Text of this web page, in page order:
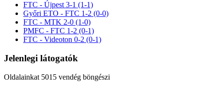
FTC - Újpest 3-1 (1-1)
Győri ETO - FTC 1-2 (0-0)
FTC - MTK 2-0 (1-0)
PMFC - FTC 1-2 (0-1)
FTC - Videoton 0-2 (0-1)
Jelenlegi látogatók
Oldalainkat 5015 vendég böngészi